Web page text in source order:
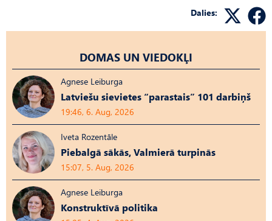
Dalies:
DOMAS UN VIEDOKĻI
Agnese Leiburga
Latviešu sievietes “parastais” 101 darbiņš
19:46, 6. Aug, 2026
Iveta Rozentāle
Piebalgā sākās, Valmierā turpinās
15:07, 5. Aug, 2026
Agnese Leiburga
Konstruktīvā politika